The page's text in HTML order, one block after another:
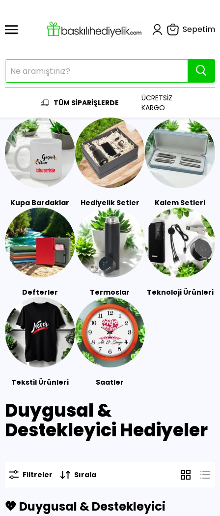
Sepetim
TÜM SİPARİŞLERDE
ÜCRETSİZ
KARGO
Kupa Bardaklar Hediyelik Setler Kalem Setleri
Defterler Termoslar Teknoloji Ürünleri
Tekstil Ürünleri Saatler
Duygusal &
Destekleyici Hediyeler
Filtreler Sırala
💖 Duygusal & Destekleyici